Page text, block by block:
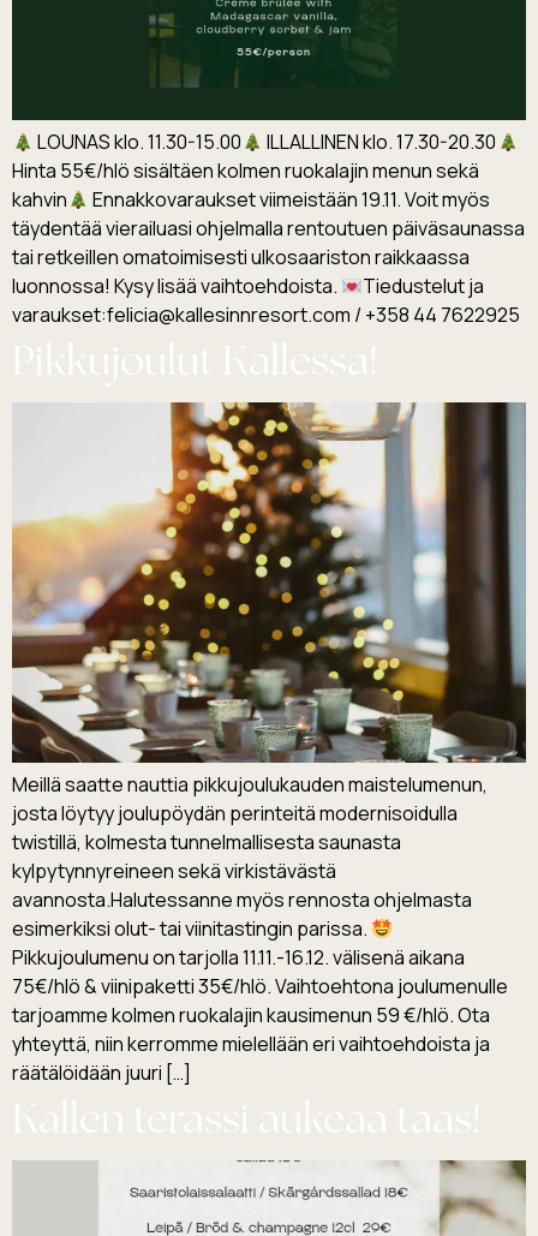
LOUNAS klo. 11.30-15.00
ILLALLINEN klo. 17.30-20.30
Hinta 55€/hlö sisältäen kolmen ruokalajin menun sekä
kahvin
Ennakkovaraukset viimeistään 19.11. Voit myös
täydentää vierailuasi ohjelmalla rentoutuen päiväsaunassa
tai retkeillen omatoimisesti ulkosaariston raikkaassa
luonnossa! Kysy lisää vaihtoehdoista.
Tiedustelut ja
varaukset:felicia@kallesinnresort.com / +358 44 7622925
Pikkujoulut Kallessa!
Meillä saatte nauttia pikkujoulukauden maistelumenun,
josta löytyy joulupöydän perinteitä modernisoidulla
twistillä, kolmesta tunnelmallisesta saunasta
kylpytynnyreineen sekä virkistävästä
avannosta.Halutessanne myös rennosta ohjelmasta
esimerkiksi olut- tai viinitastingin parissa.
Pikkujoulumenu on tarjolla 11.11.-16.12. välisenä aikana
75€/hlö & viinipaketti 35€/hlö. Vaihtoehtona joulumenulle
tarjoamme kolmen ruokalajin kausimenun 59 €/hlö. Ota
yhteyttä, niin kerromme mielellään eri vaihtoehdoista ja
räätälöidään juuri […]
Kallen terassi aukeaa taas!